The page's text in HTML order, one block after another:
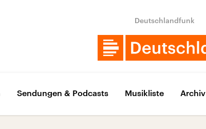
Deutschlandfunk
Sendungen & Podcasts Musikliste Archiv